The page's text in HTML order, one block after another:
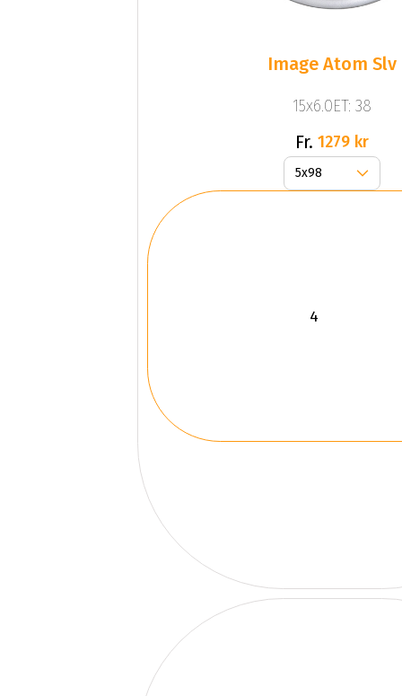
Image Atom Slv
15x6.0ET: 38
Fr. 1279 kr